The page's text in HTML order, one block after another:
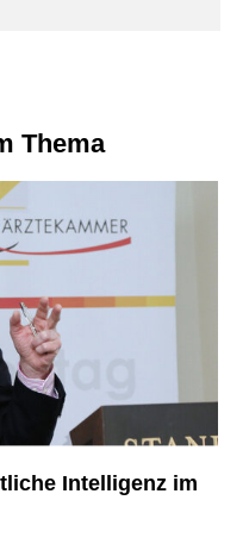
Thema
Intelligenz im